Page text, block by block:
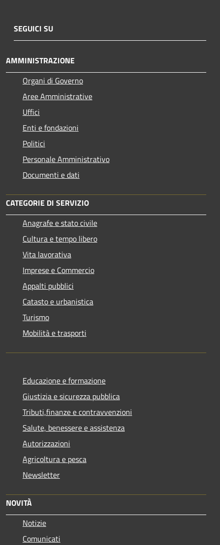
SEGUICI SU
AMMINISTRAZIONE
Organi di Governo
Aree Amministrative
Uffici
Enti e fondazioni
Politici
Personale Amministrativo
Documenti e dati
CATEGORIE DI SERVIZIO
Anagrafe e stato civile
Cultura e tempo libero
Vita lavorativa
Imprese e Commercio
Appalti pubblici
Catasto e urbanistica
Turismo
Mobilità e trasporti
Educazione e formazione
Giustizia e sicurezza pubblica
Tributi,finanze e contravvenzioni
Salute, benessere e assistenza
Autorizzazioni
Agricoltura e pesca
Newsletter
NOVITÀ
Notizie
Comunicati